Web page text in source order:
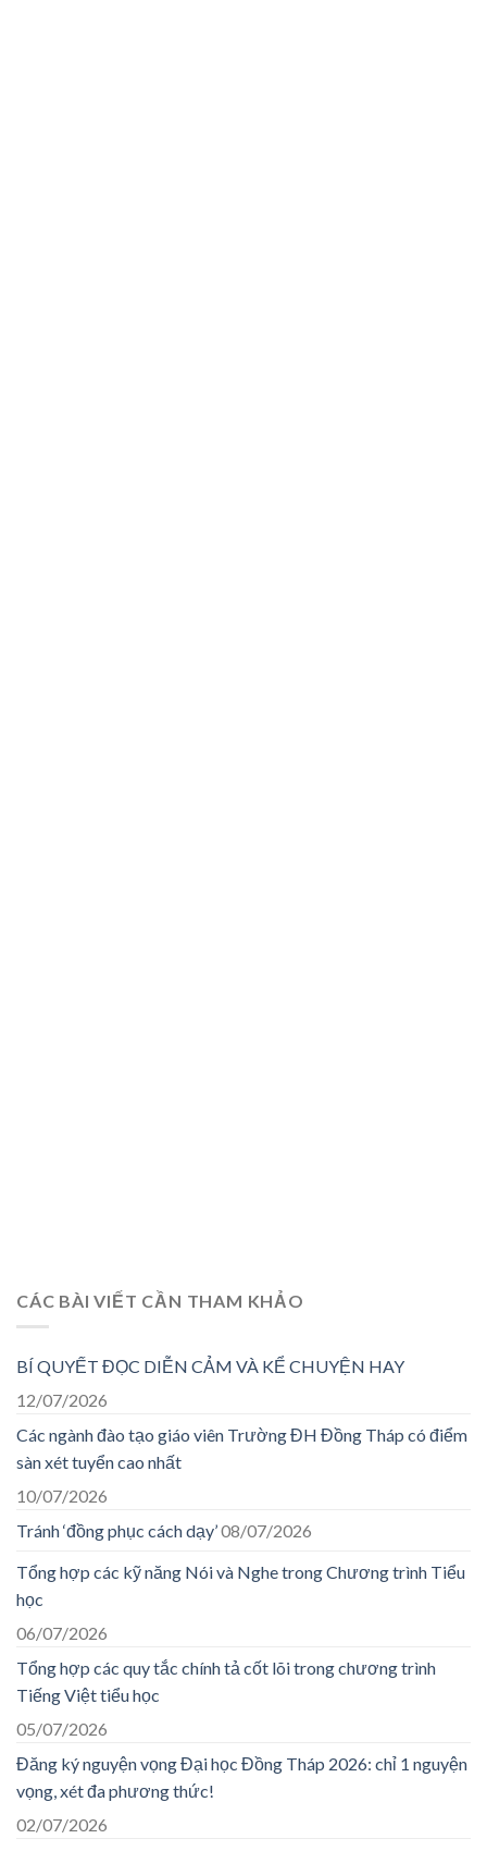
CÁC BÀI VIẾT CẦN THAM KHẢO
BÍ QUYẾT ĐỌC DIỄN CẢM VÀ KỂ CHUYỆN HAY
12/07/2026
Các ngành đào tạo giáo viên Trường ĐH Đồng Tháp có điểm
sàn xét tuyển cao nhất
10/07/2026
Tránh ‘đồng phục cách dạy’08/07/2026
Tổng hợp các kỹ năng Nói và Nghe trong Chương trình Tiểu
học
06/07/2026
Tổng hợp các quy tắc chính tả cốt lõi trong chương trình
Tiếng Việt tiểu học
05/07/2026
Đăng ký nguyện vọng Đại học Đồng Tháp 2026: chỉ 1 nguyện
vọng, xét đa phương thức!
02/07/2026